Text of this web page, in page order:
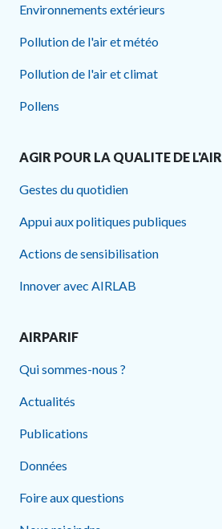
Environnements extérieurs
Pollution de l'air et météo
Pollution de l'air et climat
Pollens
AGIR POUR LA QUALITE DE L'AIR
Gestes du quotidien
Appui aux politiques publiques
Actions de sensibilisation
Innover avec AIRLAB
AIRPARIF
Qui sommes-nous ?
Actualités
Publications
Données
Foire aux questions